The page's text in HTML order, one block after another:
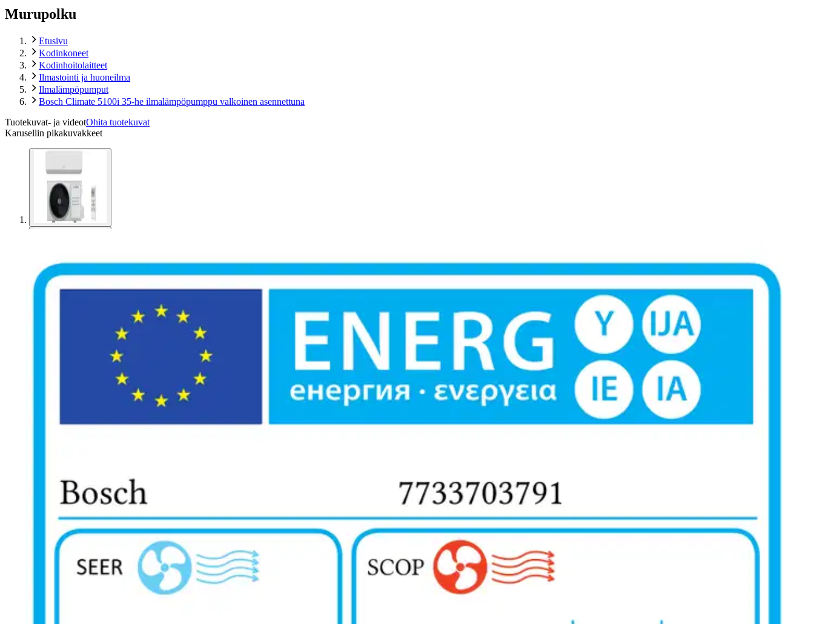
Murupolku
Etusivu
Kodinkoneet
Kodinhoitolaitteet
Ilmastointi ja huoneilma
Ilmalämpöpumput
Bosch Climate 5100i 35-he ilmalämpöpumppu valkoinen asennettuna
Tuotekuvat- ja videotOhita tuotekuvat
Karusellin pikakuvakkeet